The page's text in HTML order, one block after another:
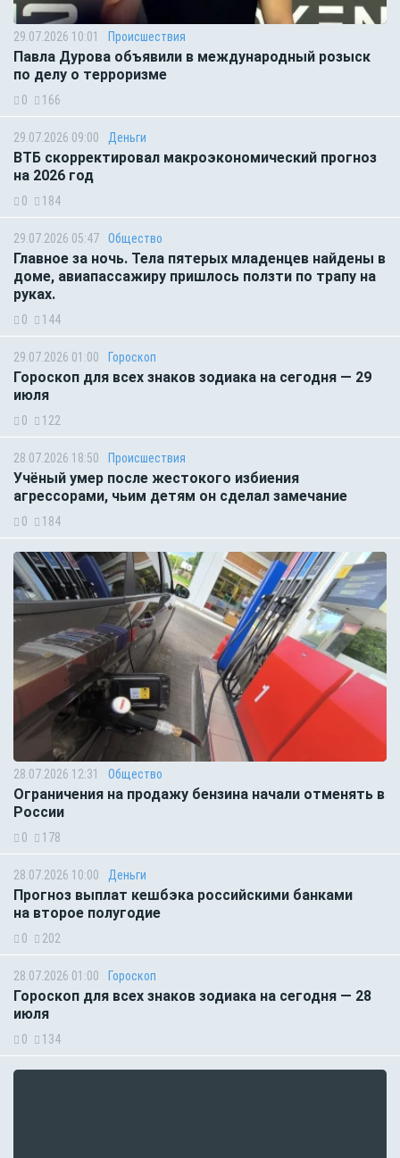
29.07.2026 10:01 Происшествия
Павла Дурова объявили в международный розыск
по делу о терроризме
0 166
29.07.2026 09:00 Деньги
ВТБ скорректировал макроэкономический прогноз
на 2026 год
0 184
29.07.2026 05:47 Общество
Главное за ночь. Тела пятерых младенцев найдены в
доме, авиапассажиру пришлось ползти по трапу на
руках.
0 144
29.07.2026 01:00 Гороскоп
Гороскоп для всех знаков зодиака на сегодня — 29
июля
0 122
28.07.2026 18:50 Происшествия
Учёный умер после жестокого избиения
агрессорами, чьим детям он сделал замечание
0 184
28.07.2026 12:31 Общество
Ограничения на продажу бензина начали отменять в
России
0 178
28.07.2026 10:00 Деньги
Прогноз выплат кешбэка российскими банками
на второе полугодие
0 202
28.07.2026 01:00 Гороскоп
Гороскоп для всех знаков зодиака на сегодня — 28
июля
0 134